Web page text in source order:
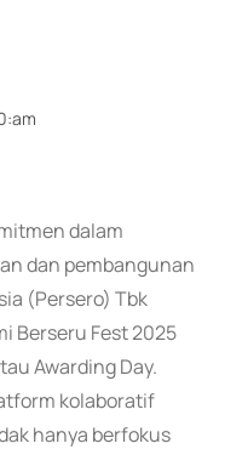
dalam
dan pembangunan
(Persero) Tbk
Berseru Fest 2025
Awarding Day.
kolaboratif
hanya berfokus